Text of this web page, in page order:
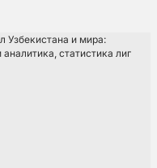
Узбекистана и мира:
статистика лиг